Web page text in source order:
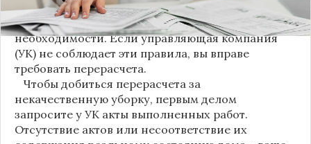
проводиться несколько раз в неделю, удаление
пыли – еженедельно, а уборка снега – по мере
необходимости. Если управляющая компания
(УК) не соблюдает эти правила, вы вправе
требовать перерасчета.
Чтобы добиться перерасчета за
некачественную уборку, первым делом
запросите у УК акты выполненных работ.
Отсутствие актов или несоответствие их